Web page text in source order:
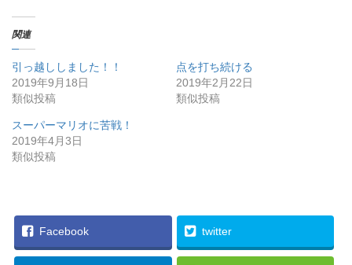
関連
引っ越ししました！！
2019年9月18日
類似投稿
点を打ち続ける
2019年2月22日
類似投稿
スーパーマリオに苦戦！
2019年4月3日
類似投稿
Facebook twitter